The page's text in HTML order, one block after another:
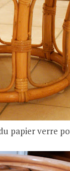
papier verre